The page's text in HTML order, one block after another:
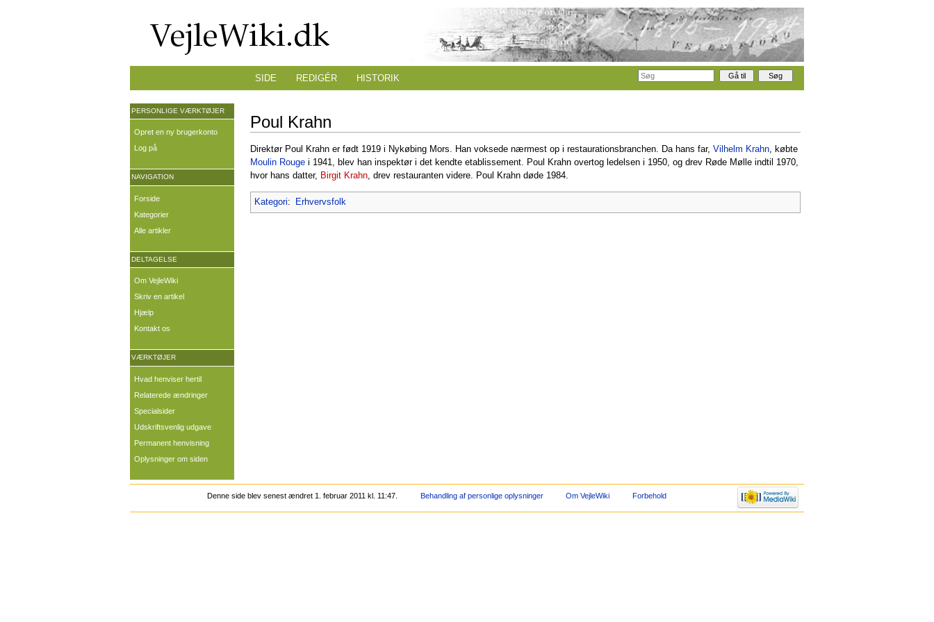
Poul Krahn
Direktør Poul Krahn er født 1919 i Nykøbing Mors. Han voksede nærmest op i restaurationsbranchen. Da hans far, Vilhelm Krahn, købte
Moulin Rouge i 1941, blev han inspektør i det kendte etablissement. Poul Krahn overtog ledelsen i 1950, og drev Røde Mølle indtil 1970,
hvor hans datter, Birgit Krahn, drev restauranten videre. Poul Krahn døde 1984.
Kategori: Erhvervsfolk
SIDE REDIGÉR HISTORIK
PERSONLIGE VÆRKTØJER
Opret en ny brugerkonto
Log på
NAVIGATION
Forside
Kategorier
Alle artikler
DELTAGELSE
Om VejleWiki
Skriv en artikel
Hjælp
Kontakt os
VÆRKTØJER
Hvad henviser hertil
Relaterede ændringer
Specialsider
Udskriftsvenlig udgave
Permanent henvisning
Oplysninger om siden
Denne side blev senest ændret 1. februar 2011 kl. 11:47. Behandling af personlige oplysninger Om VejleWiki Forbehold